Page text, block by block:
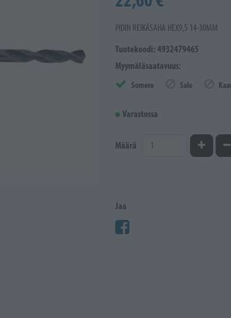
PIDIN REIKÄSAHA HEX9,5 14-30MM
Tuotekoodi: 4932479465
Myymäläsaatavuus:
Somero Salo
Varastossa
Määrä Kasvata
Jaa